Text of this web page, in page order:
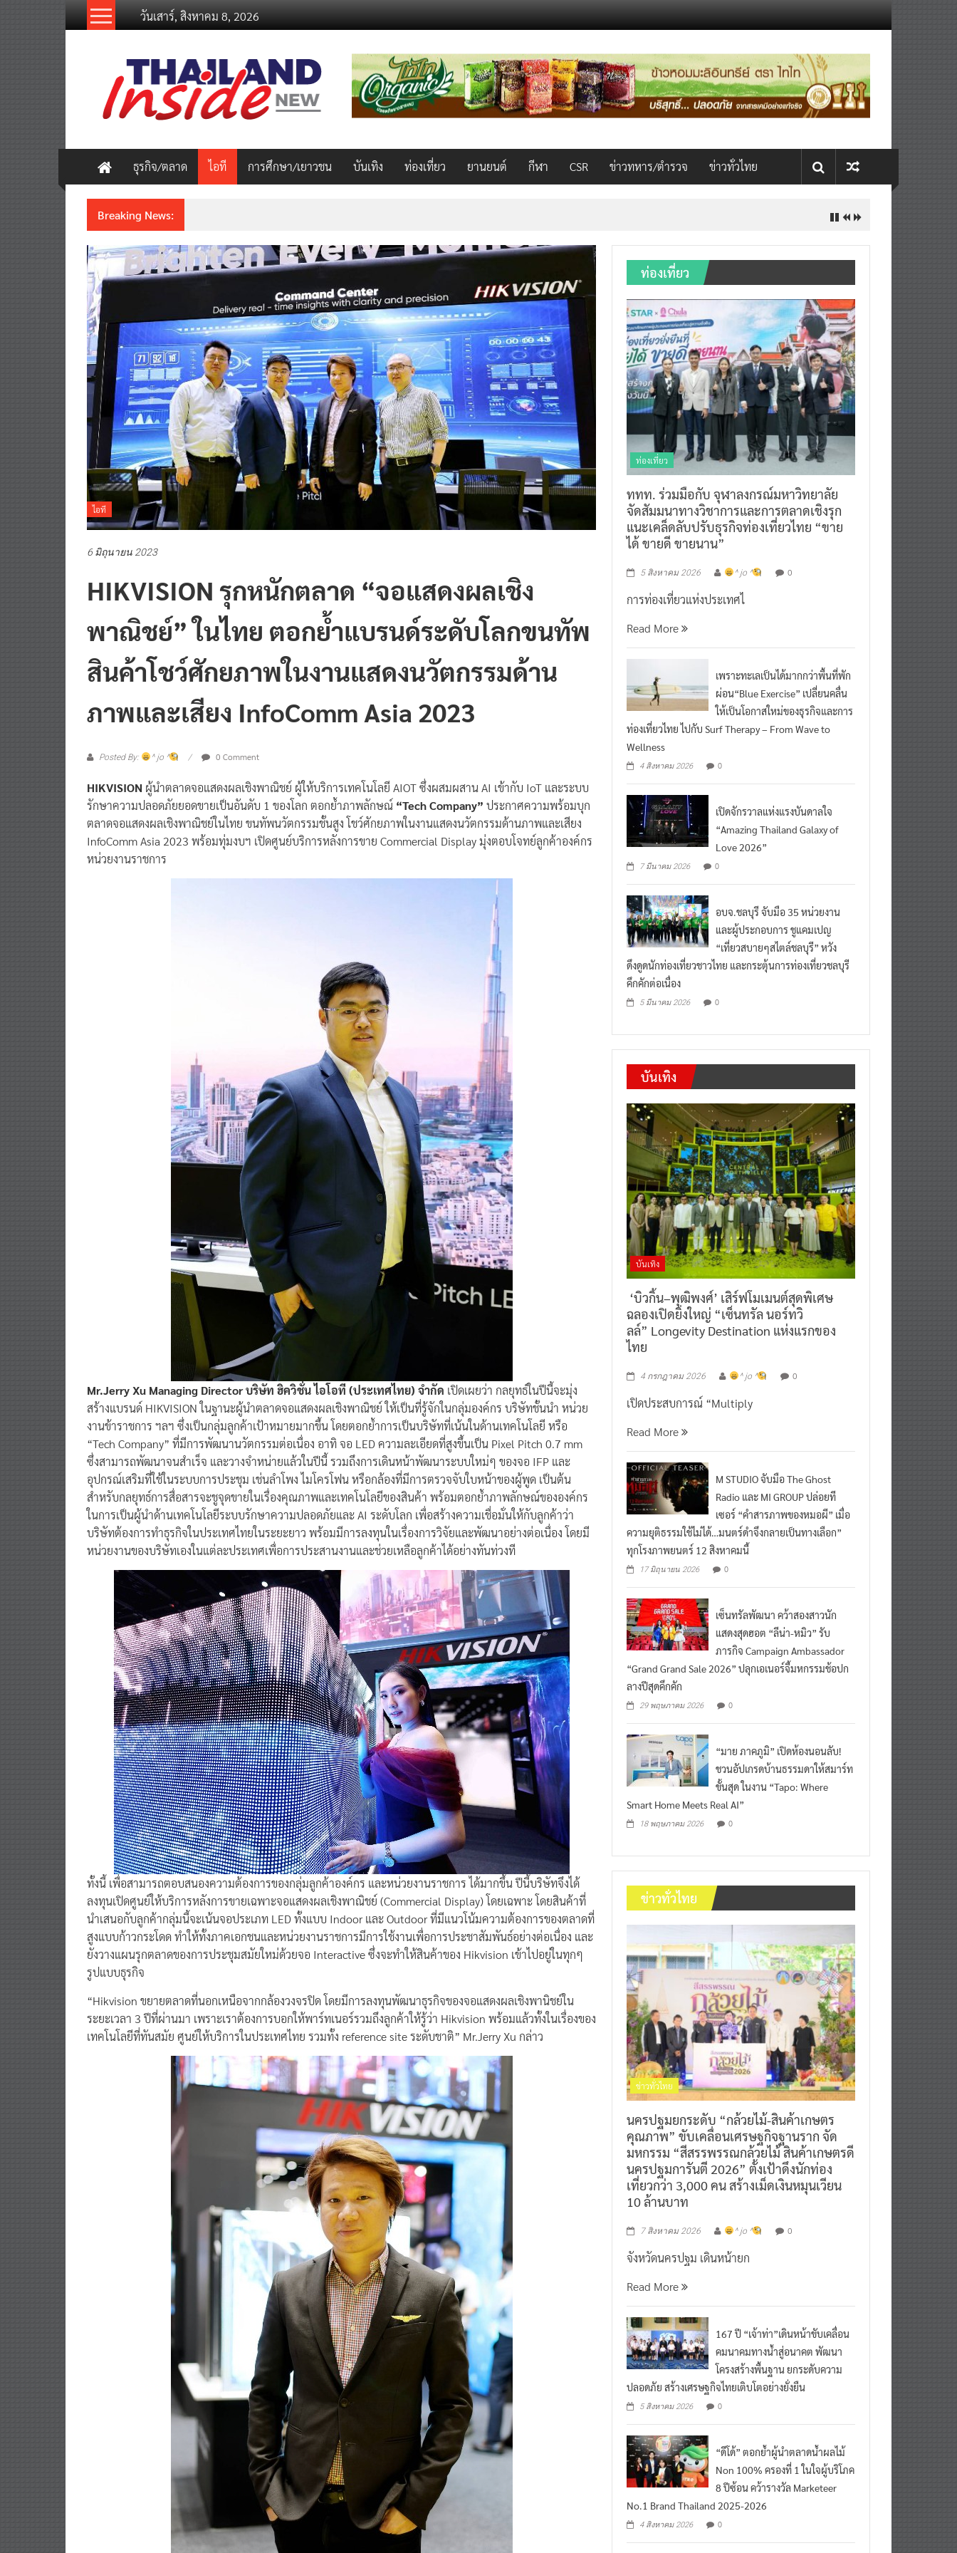
วันเสาร์, สิงหาคม 8, 2026
thailandinsidenew.com
Thailand
Inside
New
ธุรกิจ/ตลาด ไอที การศึกษา/เยาวชน บันเทิง ท่องเที่ยว ยานยนต์ กีฬา CSR ข่าวทหาร/ตำรวจ ข่าวทั่วไทย
Breaking News:
ไอที
6 มิถุนายน 2023
HIKVISION รุกหนักตลาด “จอแสดงผลเชิง
พาณิชย์” ในไทย ตอกย้ำแบรนด์ระดับโลกขนทัพ
สินค้าโชว์ศักยภาพในงานแสดงนวัตกรรมด้าน
ภาพและเสียง InfoComm Asia 2023
Posted By: ^ jo ^ 0 Comment
HIKVISION ผู้นำตลาดจอแสดงผลเชิงพาณิชย์ ผู้ให้บริการเทคโนโลยี AIOT ซึ่งผสมผสาน AI เข้ากับ IoT และระบบ
รักษาความปลอดภัยยอดขายเป็นอันดับ 1 ของโลก ตอกย้ำภาพลักษณ์ “Tech Company” ประกาศความพร้อมบุก
ตลาดจอแสดงผลเชิงพาณิชย์ในไทย ขนทัพนวัตกรรมชั้นสูง โชว์ศักยภาพในงานแสดงนวัตกรรมด้านภาพและเสียง
InfoComm Asia 2023 พร้อมทุ่มงบฯ เปิดศูนย์บริการหลังการขาย Commercial Display มุ่งตอบโจทย์ลูกค้าองค์กร
หน่วยงานราชการ
Mr.Jerry Xu Managing Director บริษัท ฮิควิชั่น ไอโอที (ประเทศไทย) จำกัด เปิดเผยว่า กลยุทธ์ในปีนี้จะมุ่ง
สร้างแบรนด์ HIKVISION ในฐานะผู้นำตลาดจอแสดงผลเชิงพาณิชย์ ให้เป็นที่รู้จักในกลุ่มองค์กร บริษัทชั้นนำ หน่วย
งานข้าราชการ ฯลฯ ซึ่งเป็นกลุ่มลูกค้าเป้าหมายมากขึ้น โดยตอกย้ำการเป็นบริษัทที่เน้นในด้านเทคโนโลยี หรือ
“Tech Company” ที่มีการพัฒนานวัตกรรมต่อเนื่อง อาทิ จอ LED ความละเอียดที่สูงขึ้นเป็น Pixel Pitch 0.7 mm
ซึ่งสามารถพัฒนาจนสำเร็จ และวางจำหน่ายแล้วในปีนี้ รวมถึงการเดินหน้าพัฒนาระบบใหม่ๆ ของจอ IFP และ
อุปกรณ์เสริมที่ใช้ในระบบการประชุม เช่นลำโพง ไมโครโฟน หรือกล้องที่มีการตรวจจับใบหน้าของผู้พูด เป็นต้น
สำหรับกลยุทธ์การสื่อสารจะชูจุดขายในเรื่องคุณภาพและเทคโนโลยีของสินค้า พร้อมตอกย้ำภาพลักษณ์ขององค์กร
ในการเป็นผู้นำด้านเทคโนโลยีระบบรักษาความปลอดภัยและ AI ระดับโลก เพื่อสร้างความเชื่อมั่นให้กับลูกค้าว่า
บริษัทต้องการทำธุรกิจในประเทศไทยในระยะยาว พร้อมมีการลงทุนในเรื่องการวิจัยและพัฒนาอย่างต่อเนื่อง โดยมี
หน่วยงานของบริษัทเองในแต่ละประเทศเพื่อการประสานงานและช่วยเหลือลูกค้าได้อย่างทันท่วงที
ทั้งนี้ เพื่อสามารถตอบสนองความต้องการของกลุ่มลูกค้าองค์กร และหน่วยงานราชการ ได้มากขึ้น ปีนี้บริษัทจึงได้
ลงทุนเปิดศูนย์ให้บริการหลังการขายเฉพาะจอแสดงผลเชิงพาณิชย์ (Commercial Display) โดยเฉพาะ โดยสินค้าที่
นำเสนอกับลูกค้ากลุ่มนี้จะเน้นจอประเภท LED ทั้งแบบ Indoor และ Outdoor ที่มีแนวโน้มความต้องการของตลาดที่
สูงแบบก้าวกระโดด ทำให้ทั้งภาคเอกชนและหน่วยงานราชการมีการใช้งานเพื่อการประชาสัมพันธ์อย่างต่อเนื่อง และ
ยังวางแผนรุกตลาดของการประชุมสมัยใหม่ด้วยจอ Interactive ซึ่งจะทำให้สินค้าของ Hikvision เข้าไปอยู่ในทุกๆ
รูปแบบธุรกิจ
“Hikvision ขยายตลาดที่นอกเหนือจากกล้องวงจรปิด โดยมีการลงทุนพัฒนาธุรกิจของจอแสดงผลเชิงพานิชย์ใน
ระยะเวลา 3 ปีที่ผ่านมา เพราะเราต้องการบอกให้พาร์ทเนอร์รวมถึงลูกค้าให้รู้ว่า Hikvision พร้อมแล้วทั้งในเรื่องของ
เทคโนโลยีที่ทันสมัย ศูนย์ให้บริการในประเทศไทย รวมทั้ง reference site ระดับชาติ” Mr.Jerry Xu กล่าว
ท่องเที่ยว
ท่องเที่ยว
ททท. ร่วมมือกับ จุฬาลงกรณ์มหาวิทยาลัย
จัดสัมมนาทางวิชาการและการตลาดเชิงรุก
แนะเคล็ดลับปรับธุรกิจท่องเที่ยวไทย “ขาย
ได้ ขายดี ขายนาน”
5 สิงหาคม 2026 ^ jo ^ 0
การท่องเที่ยวแห่งประเทศไ
Read More
เพราะทะเลเป็นได้มากกว่าพื้นที่พัก
ผ่อน“Blue Exercise” เปลี่ยนคลื่น
ให้เป็นโอกาสใหม่ของธุรกิจและการ
ท่องเที่ยวไทย ไปกับ Surf Therapy – From Wave to
Wellness
4 สิงหาคม 2026 0
เปิดจักรวาลแห่งแรงบันดาลใจ
“Amazing Thailand Galaxy of
Love 2026”
7 มีนาคม 2026 0
อบจ.ชลบุรี จับมือ 35 หน่วยงาน
และผู้ประกอบการ ชูแคมเปญ
“เที่ยวสบายๆสไตล์ชลบุรี” หวัง
ดึงดูดนักท่องเที่ยวชาวไทย และกระตุ้นการท่องเที่ยวชลบุรี
คึกคักต่อเนื่อง
5 มีนาคม 2026 0
บันเทิง
บันเทิง
‘บิวกิ้น–พุฒิพงศ์’ เสิร์ฟโมเมนต์สุดพิเศษ
ฉลองเปิดยิ่งใหญ่ “เซ็นทรัล นอร์ทวิ
ลล์” Longevity Destination แห่งแรกของ
ไทย
4 กรกฎาคม 2026 ^ jo ^ 0
เปิดประสบการณ์ “Multiply
Read More
M STUDIO จับมือ The Ghost
Radio และ MI GROUP ปล่อยที
เซอร์ “คำสารภาพของหมอผี” เมื่อ
ความยุติธรรมใช้ไม่ได้…มนตร์ดำจึงกลายเป็นทางเลือก”
ทุกโรงภาพยนตร์ 12 สิงหาคมนี้
17 มิถุนายน 2026 0
เซ็นทรัลพัฒนา คว้าสองสาวนัก
แสดงสุดฮอต “ลีน่า-หมิว” รับ
ภารกิจ Campaign Ambassador
“Grand Grand Sale 2026” ปลุกเอเนอร์จี้มหกรรมช้อปก
ลางปีสุดคึกคัก
29 พฤษภาคม 2026 0
“มาย ภาคภูมิ” เปิดห้องนอนลับ!
ชวนอัปเกรดบ้านธรรมดาให้สมาร์ท
ขั้นสุด ในงาน “Tapo: Where
Smart Home Meets Real AI”
18 พฤษภาคม 2026 0
ข่าวทั่วไทย
ข่าวทั่วไทย
นครปฐมยกระดับ “กล้วยไม้-สินค้าเกษตร
คุณภาพ” ขับเคลื่อนเศรษฐกิจฐานราก จัด
มหกรรม “สีสรรพรรณกล้วยไม้ สินค้าเกษตรดี
นครปฐมการันตี 2026” ตั้งเป้าดึงนักท่อง
เที่ยวกว่า 3,000 คน สร้างเม็ดเงินหมุนเวียน
10 ล้านบาท
7 สิงหาคม 2026 ^ jo ^ 0
จังหวัดนครปฐม เดินหน้ายก
Read More
167 ปี “เจ้าท่า”เดินหน้าขับเคลื่อน
คมนาคมทางน้ำสู่อนาคต พัฒนา
โครงสร้างพื้นฐาน ยกระดับความ
ปลอดภัย สร้างเศรษฐกิจไทยเติบโตอย่างยั่งยืน
5 สิงหาคม 2026 0
“ดีโด้” ตอกย้ำผู้นำตลาดน้ำผลไม้
Non 100% ครองที่ 1 ในใจผู้บริโภค
8 ปีซ้อน คว้ารางวัล Marketeer
No.1 Brand Thailand 2025-2026
4 สิงหาคม 2026 0